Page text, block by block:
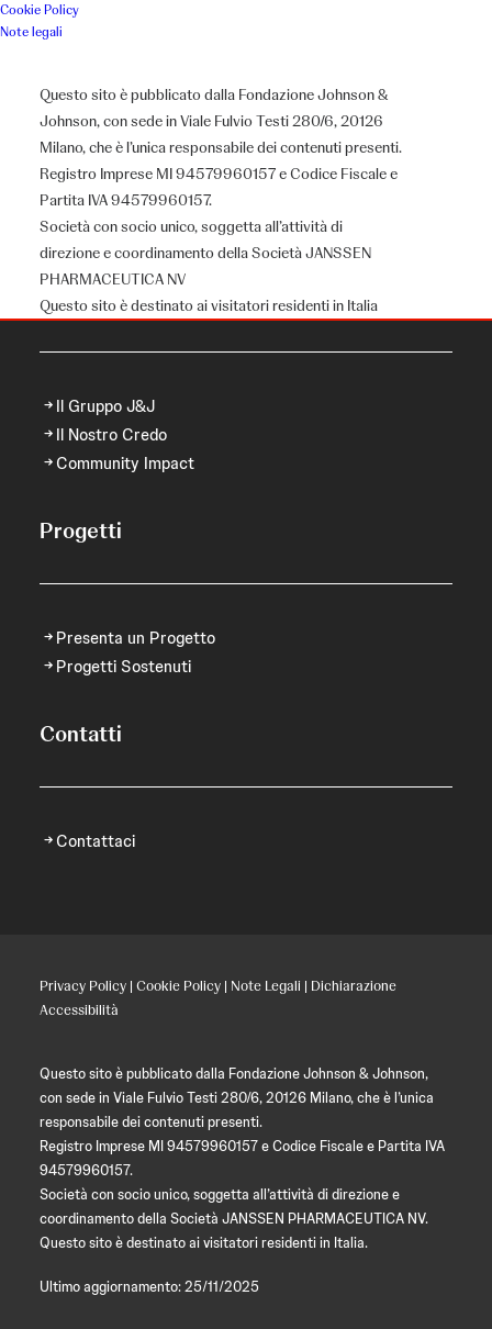
Cookie Policy
Note legali
Questo sito è pubblicato dalla Fondazione Johnson &
Johnson, con sede in Viale Fulvio Testi 280/6, 20126
Milano, che è l’unica responsabile dei contenuti presenti.
Registro Imprese MI 94579960157 e Codice Fiscale e
Partita IVA 94579960157.
Società con socio unico, soggetta all’attività di
direzione e coordinamento della Società JANSSEN
PHARMACEUTICA NV
Questo sito è destinato ai visitatori residenti in Italia
Chi siamo
Il Gruppo J&J
Il Nostro Credo
Community Impact
Progetti
Presenta un Progetto
Progetti Sostenuti
Contatti
Contattaci
Privacy Policy | Cookie Policy | Note Legali | Dichiarazione
Accessibilità
Questo sito è pubblicato dalla Fondazione Johnson & Johnson,
con sede in Viale Fulvio Testi 280/6, 20126 Milano, che è l’unica
responsabile dei contenuti presenti.
Registro Imprese MI 94579960157 e Codice Fiscale e Partita IVA
94579960157.
Società con socio unico, soggetta all’attività di direzione e
coordinamento della Società JANSSEN PHARMACEUTICA NV.
Questo sito è destinato ai visitatori residenti in Italia.
Ultimo aggiornamento: 25/11/2025